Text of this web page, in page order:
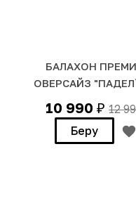
БАЛАХОН
ОВЕРСАЙЗ
10 990₽ 12
Беру